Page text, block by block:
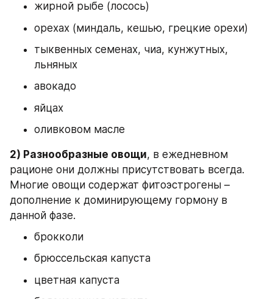
жирной рыбе (лосось)
орехах (миндаль, кешью, грецкие орехи)
тыквенных семенах, чиа, кунжутных,
льняных
авокадо
яйцах
оливковом масле
2) Разнообразные овощи, в ежедневном
рационе они должны присутствовать всегда.
Многие овощи содержат фитоэстрогены –
дополнение к доминирующему гормону в
данной фазе.
брокколи
брюссельская капуста
цветная капуста